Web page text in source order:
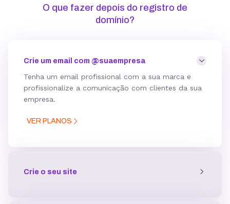
O que fazer depois do registro de
domínio?
Crie um email com @suaempresa
Tenha um email profissional com a sua marca e
profissionalize a comunicação com clientes da sua
empresa.
VER PLANOS
Crie o seu site